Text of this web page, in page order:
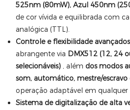
525nm (80mW), Azul 450nm
de cor vívida e equilibrada com
analógica (TTL).
Controle e flexibilidade
abrangente via DMX512 (12, 24
selecionáveis), além dos modos
som, automático, mestre/
operação adaptável em qualquer
Sistema de digitalização de alta